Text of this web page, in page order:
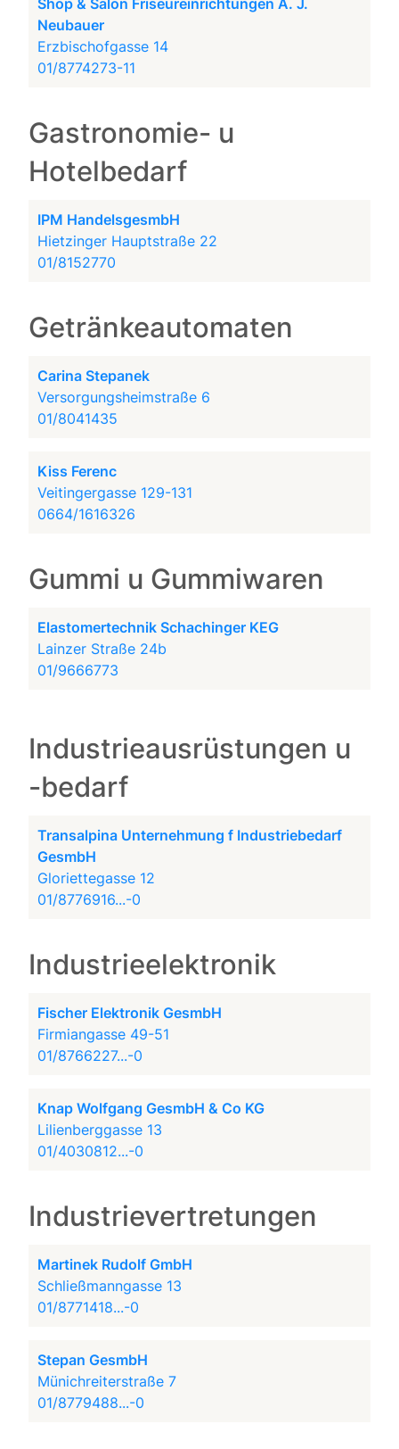
Shop & Salon Friseureinrichtungen A. J.
Neubauer
Erzbischofgasse 14
01/8774273-11
Gastronomie- u
Hotelbedarf
IPM HandelsgesmbH
Hietzinger Hauptstraße 22
01/8152770
Getränkeautomaten
Carina Stepanek
Versorgungsheimstraße 6
01/8041435
Kiss Ferenc
Veitingergasse 129-131
0664/1616326
Gummi u Gummiwaren
Elastomertechnik Schachinger KEG
Lainzer Straße 24b
01/9666773
Industrieausrüstungen u
-bedarf
Transalpina Unternehmung f Industriebedarf
GesmbH
Gloriettegasse 12
01/8776916...-0
Industrieelektronik
Fischer Elektronik GesmbH
Firmiangasse 49-51
01/8766227...-0
Knap Wolfgang GesmbH & Co KG
Lilienberggasse 13
01/4030812...-0
Industrievertretungen
Martinek Rudolf GmbH
Schließmanngasse 13
01/8771418...-0
Stepan GesmbH
Münichreiterstraße 7
01/8779488...-0